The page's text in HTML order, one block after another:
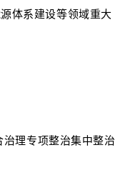
体系建设等领域重大
理专项整治集中整治